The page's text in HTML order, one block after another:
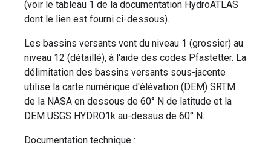
(voir le tableau 1 de la documentation HydroATLAS
dont le lien est fourni ci-dessous).
Les bassins versants vont du niveau 1 (grossier) au
niveau 12 (détaillé), à l'aide des codes Pfastetter. La
délimitation des bassins versants sous-jacente
utilise la carte numérique d'élévation (DEM) SRTM
de la NASA en dessous de 60° N de latitude et la
DEM USGS HYDRO1k au-dessus de 60° N.
Documentation technique :